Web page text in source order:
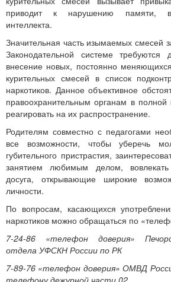
приводит к нарушению памяти,
интеллекта.
Значительная часть изымаемых смесей
Законодательной системе требуются
внесение новых, постоянно
курительных смесей в список
наркотиков. Данное объективное
правоохранительным органам в
реагировать на их распространение.
Родителям совместно с педагогами
все возможности, чтобы уберечь
губительного пристрастия,
занятием любимым делом,
досуга, открывающие широкие
личности.
По вопросам, касающихся
наркотиков можно обращаться по
7-24-86 «телефон доверия»
отдела УФСКН России по РК
7-89-76 «телефон доверия» ОМВД
телефону дежурной части 02.